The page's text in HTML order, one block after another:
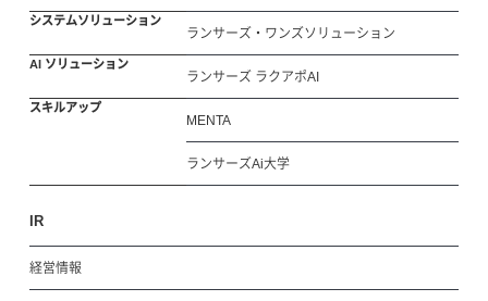
システムソリューション
ランサーズ・ワンズソリューション
AI ソリューション
ランサーズ ラクアポAI
スキルアップ
MENTA
ランサーズAi大学
IR
経営情報